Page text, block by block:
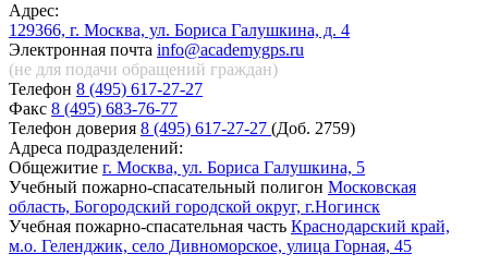
Адрес:
129366, г. Москва, ул. Бориса Галушкина, д. 4
Электронная почта info@academygps.ru
(не для подачи обращений граждан)
Телефон 8 (495) 617-27-27
Факс 8 (495) 683-76-77
Телефон доверия 8 (495) 617-27-27 (Доб. 2759)
Адреса подразделений:
Общежитие г. Москва, ул. Бориса Галушкина, 5
Учебный пожарно-спасательный полигон Московская
область, Богородский городской округ, г.Ногинск
Учебная пожарно-спасательная часть Краснодарский край,
м.о. Геленджик, село Дивноморское, улица Горная, 45